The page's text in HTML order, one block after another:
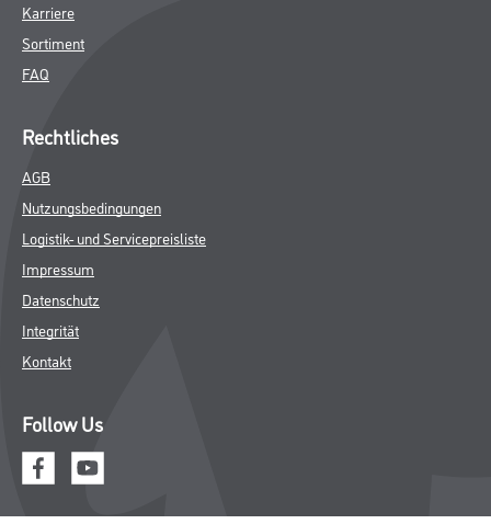
Karriere
Sortiment
FAQ
Rechtliches
AGB
Nutzungsbedingungen
Logistik- und Servicepreisliste
Impressum
Datenschutz
Integrität
Kontakt
Follow Us